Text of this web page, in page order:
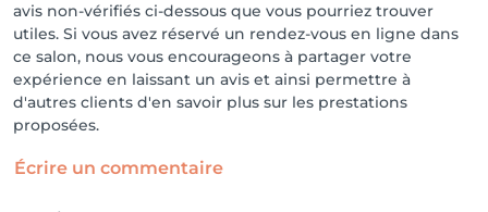
avis non-vérifiés ci-dessous que vous pourriez trouver
utiles. Si vous avez réservé un rendez-vous en ligne dans
ce salon, nous vous encourageons à partager votre
expérience en laissant un avis et ainsi permettre à
d'autres clients d'en savoir plus sur les prestations
proposées.
Écrire un commentaire